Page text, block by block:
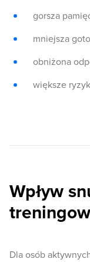
gorsza
mniejsza
obniżona
większe
Wpływ
Dla osób